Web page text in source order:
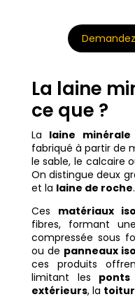
La laine
ce que ?
La laine minérale
fabriqué à partir de
le sable, le calcaire
On distingue deux
et la laine de roche.
Ces matériaux
fibres, formant
compressée sous
ou de panneaux
ces produits
limitant les ponts
extérieurs, la